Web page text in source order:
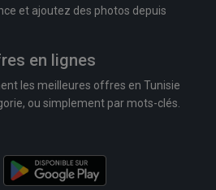
et ajoutez des photos depuis
en lignes
les meilleures offres en Tunisie
ou simplement par mots-clés.